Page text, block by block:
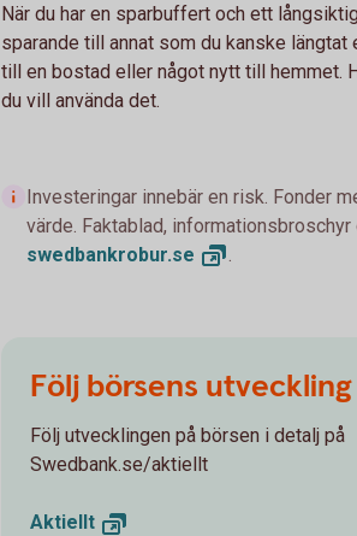
När du har en sparbuffert och ett
sparande till annat som du kanske
till en bostad eller något nytt till hemmet.
du vill använda det.
Investeringar innebär en risk. Fonder
värde. Faktablad,
swedbankrobur.se
Följ börsens utveckling
Följ utvecklingen på börsen i detalj på
Swedbank.se/aktiellt
Aktiellt